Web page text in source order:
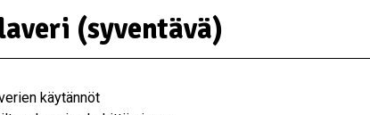
(syventävä)
käytännöt